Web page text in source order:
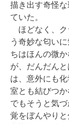
描き出す奇怪
ていた。
ほどなく、ク
う奇妙な匂い
ちはほんの微
が、だんだん
は、意外にも
室とも結びつ
でもそうと気
覚をぼんやり